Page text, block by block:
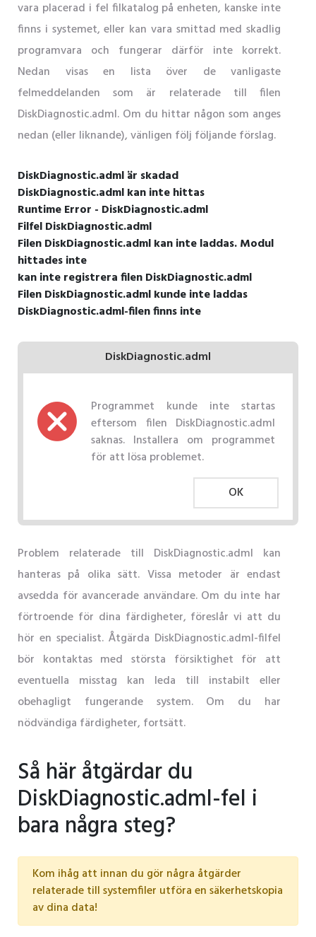
vara placerad i fel filkatalog på enheten, kanske inte
finns i systemet, eller kan vara smittad med skadlig
programvara och fungerar därför inte korrekt.
Nedan visas en lista över de vanligaste
felmeddelanden som är relaterade till filen
DiskDiagnostic.adml. Om du hittar någon som anges
nedan (eller liknande), vänligen följ följande förslag.
DiskDiagnostic.adml är skadad
DiskDiagnostic.adml kan inte hittas
Runtime Error - DiskDiagnostic.adml
Filfel DiskDiagnostic.adml
Filen DiskDiagnostic.adml kan inte laddas. Modul
hittades inte
kan inte registrera filen DiskDiagnostic.adml
Filen DiskDiagnostic.adml kunde inte laddas
DiskDiagnostic.adml-filen finns inte
DiskDiagnostic.adml
Programmet kunde inte startas
eftersom filen DiskDiagnostic.adml
saknas. Installera om programmet
för att lösa problemet.
OK
Problem relaterade till DiskDiagnostic.adml kan
hanteras på olika sätt. Vissa metoder är endast
avsedda för avancerade användare. Om du inte har
förtroende för dina färdigheter, föreslår vi att du
hör en specialist. Åtgärda DiskDiagnostic.adml-filfel
bör kontaktas med största försiktighet för att
eventuella misstag kan leda till instabilt eller
obehagligt fungerande system. Om du har
nödvändiga färdigheter, fortsätt.
Så här åtgärdar du
DiskDiagnostic.adml-fel i
bara några steg?
Kom ihåg att innan du gör några åtgärder
relaterade till systemfiler utföra en säkerhetskopia
av dina data!